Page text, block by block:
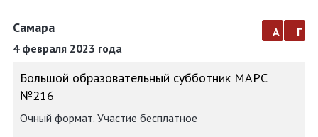
Самара
4 февраля 2023 года
а г
Большой образовательный субботник МАРС
№216
Очный формат. Участие бесплатное